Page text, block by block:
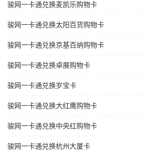
骏网一卡通兑换麦凯乐购物卡
骏网一卡通兑换太阳百货购物卡
骏网一卡通兑换京基百纳购物卡
骏网一卡通兑换卓展购物卡
骏网一卡通兑换岁宝卡
骏网一卡通兑换大红鹰购物卡
骏网一卡通兑换中央红购物卡
骏网一卡通兑换杭州大厦卡